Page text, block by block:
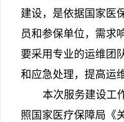
建设，是依据国家医
员和参保单位，需求
要采用专业的运维团
和应急处理，提高运
本次服务建设工
照国家医疗保障局《